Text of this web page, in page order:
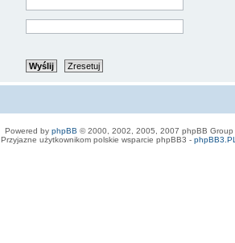
Powered by phpBB © 2000, 2002, 2005, 2007 phpBB Group
Przyjazne użytkownikom polskie wsparcie phpBB3 - phpBB3.PL